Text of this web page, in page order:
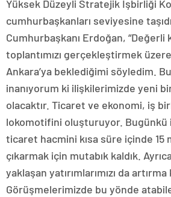
Yüksek Düzeyli Stratejik İşbirliği
cumhurbaşkanları seviyesine
Cumhurbaşkanı Erdoğan,
toplantımızı gerçekleştirmek
Ankara’ya beklediğimi söyledim.
inanıyorum ki ilişkilerimizde yeni
olacaktır. Ticaret ve ekonomi, iş
lokomotifini oluşturuyor.
ticaret hacmini kısa süre içinde 15
çıkarmak için mutabık kaldık.
yaklaşan yatırımlarımızı da artırma
Görüşmelerimizde bu yönde